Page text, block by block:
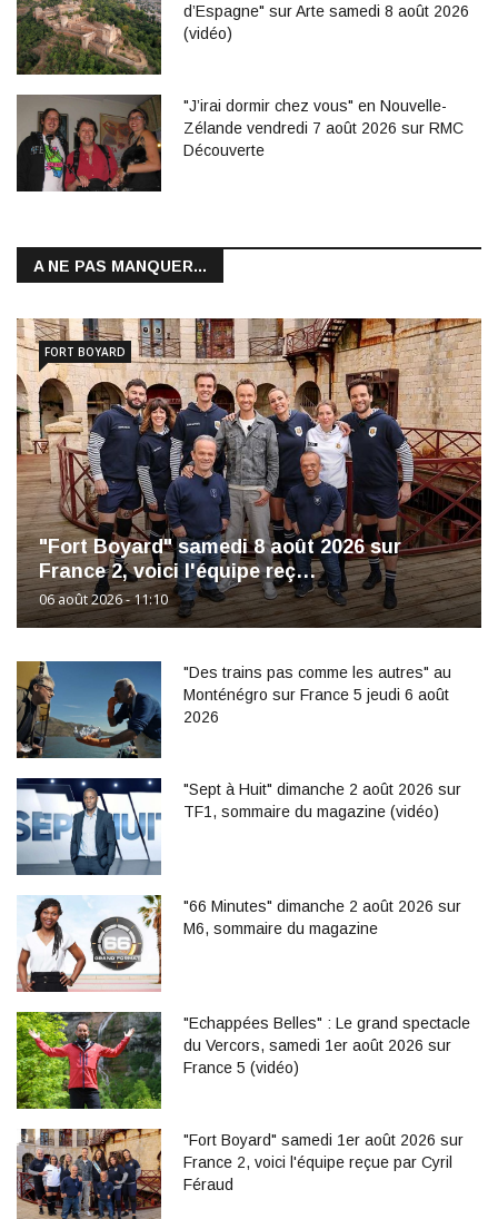
d’Espagne" sur Arte samedi 8 août 2026
(vidéo)
"J’irai dormir chez vous" en Nouvelle-
Zélande vendredi 7 août 2026 sur RMC
Découverte
A NE PAS MANQUER...
"Fort Boyard" samedi 8 août 2026 sur
France 2, voici l'équipe reç…
06 août 2026 - 11:10
FORT BOYARD
"Des trains pas comme les autres" au
Monténégro sur France 5 jeudi 6 août
2026
"Sept à Huit" dimanche 2 août 2026 sur
TF1, sommaire du magazine (vidéo)
"66 Minutes" dimanche 2 août 2026 sur
M6, sommaire du magazine
"Echappées Belles" : Le grand spectacle
du Vercors, samedi 1er août 2026 sur
France 5 (vidéo)
"Fort Boyard" samedi 1er août 2026 sur
France 2, voici l'équipe reçue par Cyril
Féraud